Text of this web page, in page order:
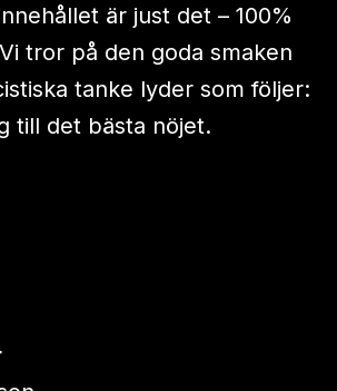
är just det – 100%
tror på den goda smaken
tanke lyder som följer:
till det bästa nöjet.